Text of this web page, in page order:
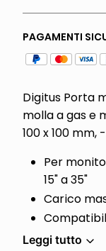
PAGAMENTI
Digitus Porta
molla a gas e
100 x 100 mm,
Per
15" a 35"
Carico
Leggi tutto